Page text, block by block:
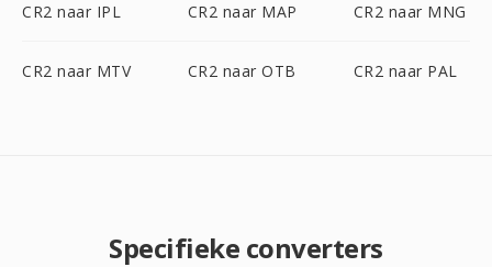
CR2 naar IPL CR2 naar MAP CR2 naar MNG
CR2 naar MTV CR2 naar OTB CR2 naar PAL
Specifieke converters